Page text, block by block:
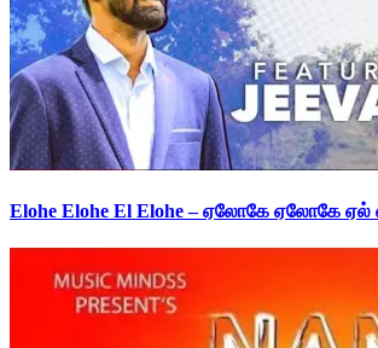
Elohe Elohe El Elohe – ஏலோகே ஏலோகே